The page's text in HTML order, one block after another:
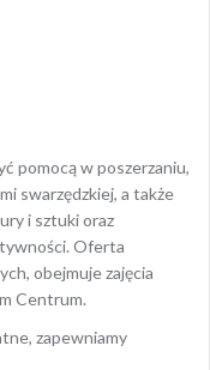
pomocą w poszerzaniu,
swarzędzkiej, a także
i sztuki oraz
Oferta
obejmuje zajęcia
Centrum.
zapewniamy